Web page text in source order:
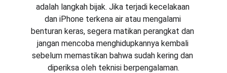
adalah langkah bijak. Jika terjadi kecelakaan
dan iPhone terkena air atau mengalami
benturan keras, segera matikan perangkat dan
jangan mencoba menghidupkannya kembali
sebelum memastikan bahwa sudah kering dan
diperiksa oleh teknisi berpengalaman.